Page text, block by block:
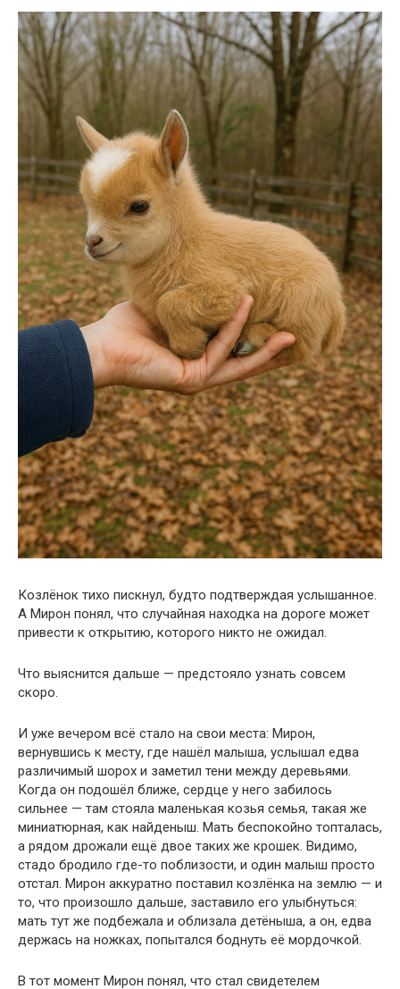
Козлёнок тихо пискнул, будто подтверждая услышанное.
А Мирон понял, что случайная находка на дороге может
привести к открытию, которого никто не ожидал.
Что выяснится дальше — предстояло узнать совсем
скоро.
И уже вечером всё стало на свои места: Мирон,
вернувшись к месту, где нашёл малыша, услышал едва
различимый шорох и заметил тени между деревьями.
Когда он подошёл ближе, сердце у него забилось
сильнее — там стояла маленькая козья семья, такая же
миниатюрная, как найденыш. Мать беспокойно топталась,
а рядом дрожали ещё двое таких же крошек. Видимо,
стадо бродило где-то поблизости, и один малыш просто
отстал. Мирон аккуратно поставил козлёнка на землю — и
то, что произошло дальше, заставило его улыбнуться:
мать тут же подбежала и облизала детёныша, а он, едва
держась на ножках, попытался боднуть её мордочкой.
В тот момент Мирон понял, что стал свидетелем